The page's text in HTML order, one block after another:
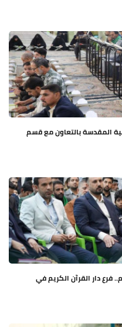
المقدسة بالتعاون مع قسم
فرع دار القرآن الكريم في